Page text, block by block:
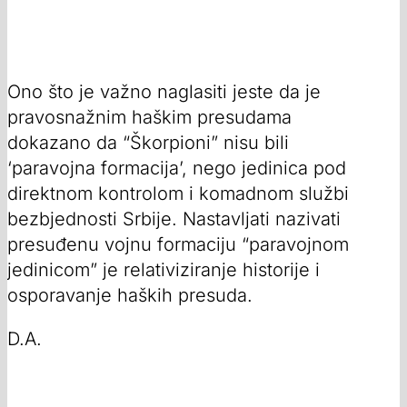
Ono što je važno naglasiti jeste da je
pravosnažnim haškim presudama
dokazano da “Škorpioni” nisu bili
‘paravojna formacija’, nego jedinica pod
direktnom kontrolom i komadnom službi
bezbjednosti Srbije. Nastavljati nazivati
presuđenu vojnu formaciju “paravojnom
jedinicom” je relativiziranje historije i
osporavanje haških presuda.
D.A.